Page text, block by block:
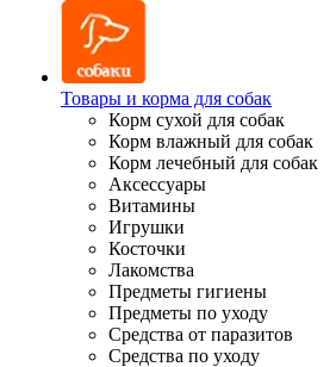
Товары и корма для собак
Корм сухой для собак
Корм влажный для собак
Корм лечебный для собак
Аксессуары
Витамины
Игрушки
Косточки
Лакомства
Предметы гигиены
Предметы по уходу
Средства от паразитов
Средства по уходу